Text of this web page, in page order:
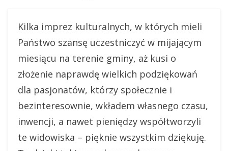
Kilka imprez kulturalnych, w których mieli
Państwo szansę uczestniczyć w mijającym
miesiącu na terenie gminy, aż kusi o
złożenie naprawdę wielkich podziękowań
dla pasjonatów, którzy społecznie i
bezinteresownie, wkładem własnego czasu,
inwencji, a nawet pieniędzy współtworzyli
te widowiska – pięknie wszystkim dziękuję.